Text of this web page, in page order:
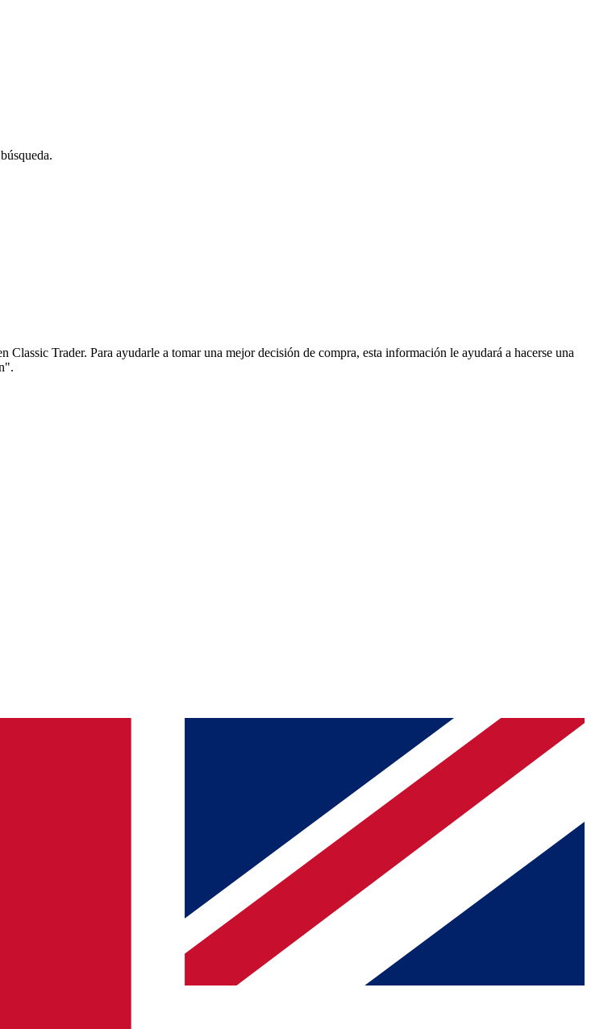
Trader. Para ayudarle a tomar una mejor decisión de compra, esta información le ayudará a hacerse una